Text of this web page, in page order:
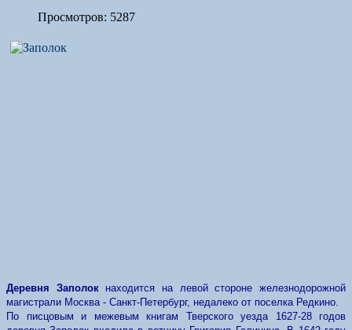
Просмотров: 5287
Деревня Заполокнаходится на левой стороне железнодорожной
магистрали Москва - Санкт-Петербург, недалеко от поселка Редкино.
По писцовым и межевым книгам Тверского уезда 1627-28 годов